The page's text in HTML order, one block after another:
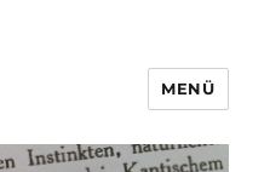
Bummelei
MENÜ